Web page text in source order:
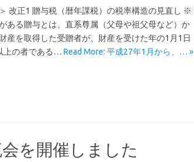
改正1 贈与税（暦年課税）の税率構造の見直し ※
ある贈与とは、直系尊属（父母や祖父母など）か
産を取得した受贈者が、財産を受けた年の1月1日
上の者である… Read More: 平成27年1月から、… »
を開催しました